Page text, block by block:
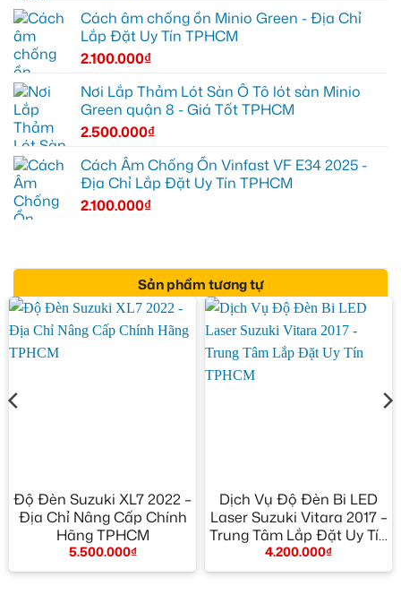
Cách âm chống ồn Minio Green - Địa Chỉ
Lắp Đặt Uy Tín TPHCM
2.100.000₫
Nơi Lắp Thảm Lót Sàn Ô Tô lót sàn Minio
Green quận 8 - Giá Tốt TPHCM
2.500.000₫
Cách Âm Chống Ồn Vinfast VF E34 2025 -
Địa Chỉ Lắp Đặt Uy Tín TPHCM
2.100.000₫
Sản phẩm tương tự
Độ Đèn Suzuki XL7 2022 –
Địa Chỉ Nâng Cấp Chính
Hãng TPHCM
5.500.000₫
Dịch Vụ Độ Đèn Bi LED
Laser Suzuki Vitara 2017 –
Trung Tâm Lắp Đặt Uy Tín
TPHCM
4.200.000₫